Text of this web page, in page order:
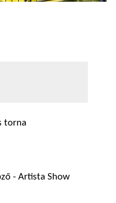
torna
- Artista Show